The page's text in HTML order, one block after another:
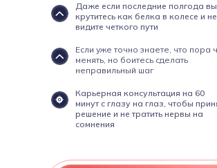
Даже если последние полгода вы
крутитесь как белка в колесе и не
видите четкого пути
Если уже точно знаете, что пора
менять, но боитесь сделать
неправильный шаг
Карьерная консультация на 60
минут с глазу на глаз, чтобы
решение и не тратить нервы на
сомнения